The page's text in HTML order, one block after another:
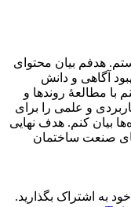
هدفم بیان محتوای
آگاهی و دانش
مطالعۀ روندها و
و علمی را برای
بیان کنم. هدف نهایی
صنعت ساختمان
به اشتراک بگذارید.